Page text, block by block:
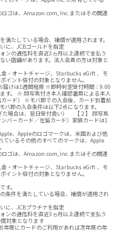
ゴは、Amazon.com, Inc.またはその関連
たしている場合、補償が適用されます。
に、JCBゴールドを指定
ンの通信料を直近3ヵ月以上連続で支払う
店舗があります。法人会員の方は対象と
・オートチャージ、Starbucks eGift 、モ
イント倍付の対象となりません。
けは1週間程度 ※即時判定受付時間：9:00
す。 ※ 顔写真付き本人確認書類による本人
ード） ※モバ即での入会後、カード到着前
バ即の入会条件は以下2点になります。
た場合は、翌日受付扱い） 【２】 顔写真
バーカード／在留カード）家族カードは1
、Appleのロゴマークは、米国および他
ているその他のすべてのマークは、Apple
ゴは、Amazon.com, Inc.またはその関連
・オートチャージ、Starbucks eGift 、モ
イント倍付の対象となりません。
す。
件を満たしている場合、補償が適用され
に、JCBプラチナを指定
ンの通信料を直近3ヵ月以上連続で支払う
対象となります
度にカードのご利用があれば次年度の年